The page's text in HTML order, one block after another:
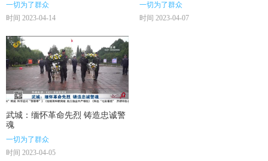
一切为了群众
时间 2023-04-14
一切为了群众
时间 2023-04-07
武城：缅怀革命先烈 铸造忠诚警
魂
一切为了群众
时间 2023-04-05